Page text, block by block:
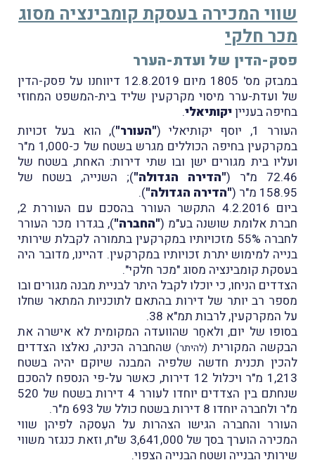
שווי המכירה בעסקת קומבינציה מסוג
מכר חלקי
פסק-הדין של ועדת-הערר
במבזק מס' 1805 מיום 12.8.2019 דיווחנו על פסק-הדין
של ועדת-ערר מיסוי מקרקעין שליד בית-המשפט המחוזי
בחיפה בענייןיקותיאלי.
העורר 1, יוסף יקותיאלי (
"העורר"), הוא בעל זכויות
במקרקעין בחיפה הכוללים מגרש בשטח של כ-1,000 מ"ר
ועליו בית מגורים ישן ובו שתי דירות: האחת, בשטח של
72.46 מ"ר (
"הדירה הגדולה"); השנייה, בשטח של
158.95 מ"ר (
"הדירה הגדולה").
ביום 4.2.2016 התקשר העורר בהסכם עם העוררת 2,
חברת אלומת שושנה בע"מ ("החברה"), בגדרו מכר העורר
לחברה 55% מזכויותיו במקרקעין בתמורה לקבלת שירותי
בנייה למימוש יתרת זכויותיו במקרקעין. דהיינו, מדובר היה
בעסקת קומבינציה מסוג "מכר חלקי".
הצדדים הניחו, כי יוכלו לקבל היתר לבניית מבנה מגורים ובו
מספר רב יותר של דירות בהתאם לתוכניות המתאר שחלו
על המקרקעין, לרבות תמ"א 38.
בסופו של יום, ולאחַר שהוועדה המקומית לא אישרה את
הבקשה המקורית (להיתר) שהחברה הכינה, נאלצו הצדדים
להכין תכנית חדשה שלפיה המבנה שיוקם יהיה בשטח
1,213 מ"ר ויכלול 12 דירות, כאשר על-פי הנספח להסכם
שנחתם בין הצדדים יוחדו לעורר 4 דירות בשטח של 520
מ"ר ולחברה יוחדו 8 דירות בשטח כולל של 693 מ"ר.
העורר והחברה הגישו הצהרות על העִסקה לפיהן שווי
המכירה הוערך בסך של 3,641,000 ש"ח, וזאת כנגזר משווי
שירותי הבנייה ושטח הבנייה הצפוי.